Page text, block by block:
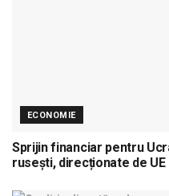
ECONOMIE
Sprijin financiar pentru
rusești, direcționate de UE